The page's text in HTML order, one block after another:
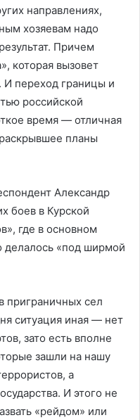
направлениях,
хозяевам надо
Причем
которая вызовет
И переход границы и
российской
время — отличная
планы
Александр
боев в Курской
где в основном
делалось «под ширмой
приграничных сел
ситуация иная — нет
зато есть вполне
зашли на нашу
а
И этого не
«рейдом» или